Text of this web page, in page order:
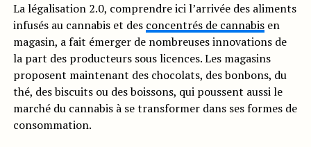
La légalisation 2.0, comprendre ici l’arrivée des aliments
infusés au cannabis et des concentrés de cannabisen
magasin, a fait émerger de nombreuses innovations de
la part des producteurs sous licences. Les magasins
proposent maintenant des chocolats, des bonbons, du
thé, des biscuits ou des boissons, qui poussent aussi le
marché du cannabis à se transformer dans ses formes de
consommation.